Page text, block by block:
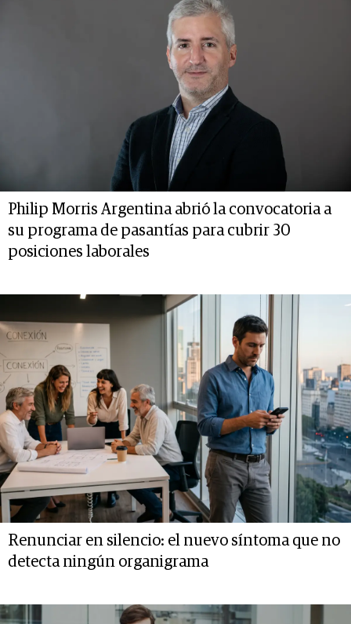
Philip Morris Argentina abrió la convocatoria a
su programa de pasantías para cubrir 30
posiciones laborales
Renunciar en silencio: el nuevo síntoma que no
detecta ningún organigrama